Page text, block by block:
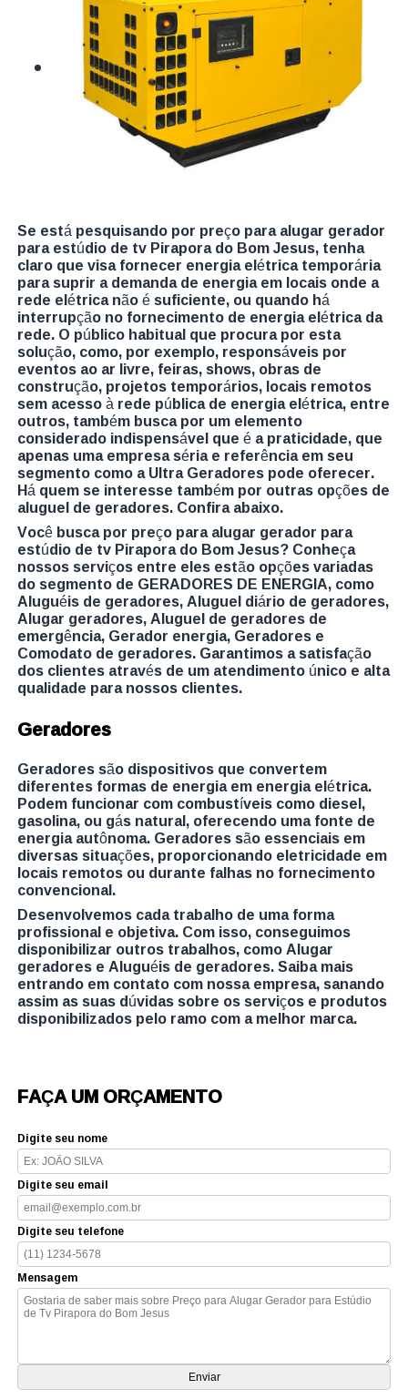
Se está pesquisando por preço para alugar gerador
para estúdio de tv Pirapora do Bom Jesus, tenha
claro que visa fornecer energia elétrica temporária
para suprir a demanda de energia em locais onde a
rede elétrica não é suficiente, ou quando há
interrupção no fornecimento de energia elétrica da
rede. O público habitual que procura por esta
solução, como, por exemplo, responsáveis por
eventos ao ar livre, feiras, shows, obras de
construção, projetos temporários, locais remotos
sem acesso à rede pública de energia elétrica, entre
outros, também busca por um elemento
considerado indispensável que é a praticidade, que
apenas uma empresa séria e referência em seu
segmento como a Ultra Geradores pode oferecer.
Há quem se interesse também por outras opções de
aluguel de geradores. Confira abaixo.
Você busca por preço para alugar gerador para
estúdio de tv Pirapora do Bom Jesus? Conheça
nossos serviços entre eles estão opções variadas
do segmento de GERADORES DE ENERGIA, como
Aluguéis de geradores, Aluguel diário de geradores,
Alugar geradores, Aluguel de geradores de
emergência, Gerador energia, Geradores e
Comodato de geradores. Garantimos a satisfação
dos clientes através de um atendimento único e alta
qualidade para nossos clientes.
Geradores
Geradores são dispositivos que convertem
diferentes formas de energia em energia elétrica.
Podem funcionar com combustíveis como diesel,
gasolina, ou gás natural, oferecendo uma fonte de
energia autônoma. Geradores são essenciais em
diversas situações, proporcionando eletricidade em
locais remotos ou durante falhas no fornecimento
convencional.
Desenvolvemos cada trabalho de uma forma
profissional e objetiva. Com isso, conseguimos
disponibilizar outros trabalhos, como Alugar
geradores e Aluguéis de geradores. Saiba mais
entrando em contato com nossa empresa, sanando
assim as suas dúvidas sobre os serviços e produtos
disponibilizados pelo ramo com a melhor marca.
FAÇA UM ORÇAMENTO
Digite seu nome
Digite seu email
Digite seu telefone
Mensagem